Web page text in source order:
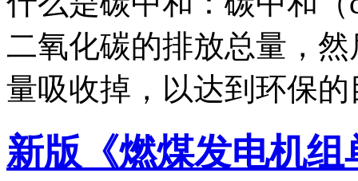
二氧化碳的排放总量，
量吸收掉，以达到环保的
新版《燃煤发电机